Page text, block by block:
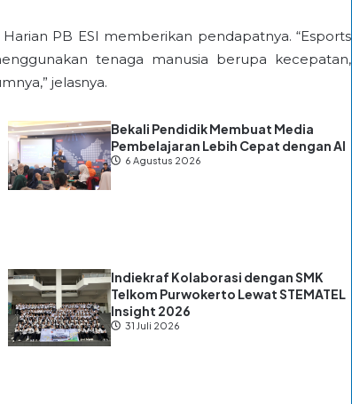
PB ESI memberikan pendapatnya. “Esports
tenaga manusia berupa kecepatan,
jelasnya.
Bekali Pendidik Membuat Media
Pembelajaran Lebih Cepat dengan AI
6 Agustus 2026
Indiekraf Kolaborasi dengan SMK
Telkom Purwokerto Lewat STEMATEL
Insight 2026
31 Juli 2026